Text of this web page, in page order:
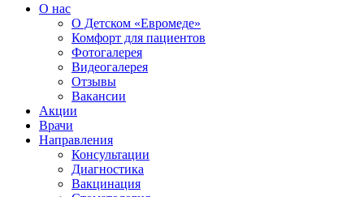
О нас
О Детском «Евромеде»
Комфорт для пациентов
Фотогалерея
Видеогалерея
Отзывы
Вакансии
Акции
Врачи
Направления
Консультации
Диагностика
Вакцинация